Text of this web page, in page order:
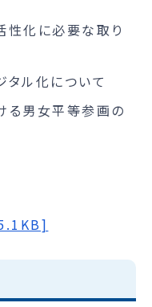
性化に必要な取り
タル化について
る男女平等参画の